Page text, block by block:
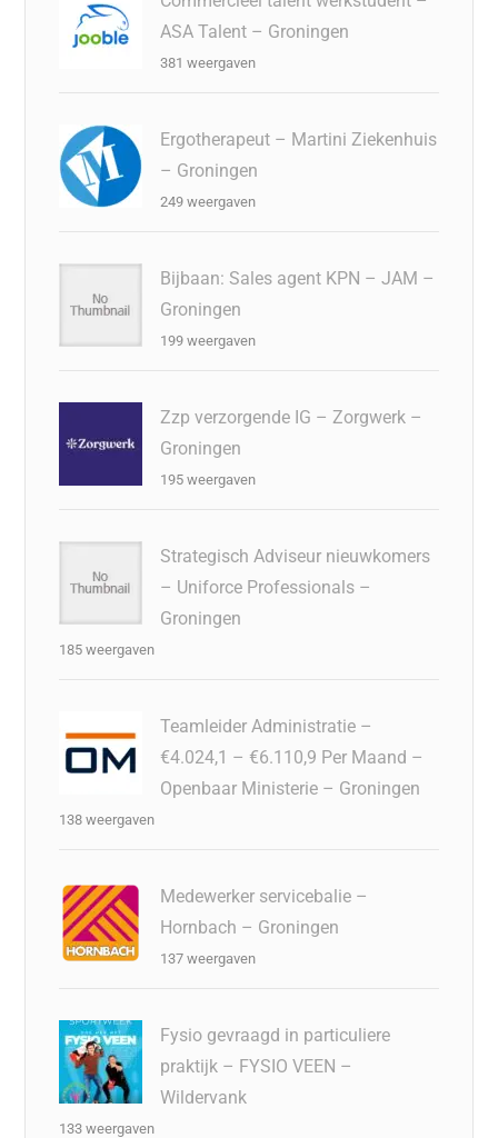
ASA Talent – Groningen
381 weergaven
Ergotherapeut – Martini Ziekenhuis
– Groningen
249 weergaven
Bijbaan: Sales agent KPN – JAM –
Groningen
199 weergaven
Zzp verzorgende IG – Zorgwerk –
Groningen
195 weergaven
Strategisch Adviseur nieuwkomers
– Uniforce Professionals –
Groningen
185 weergaven
Teamleider Administratie –
€4.024,1 – €6.110,9 Per Maand –
Openbaar Ministerie – Groningen
138 weergaven
Medewerker servicebalie –
Hornbach – Groningen
137 weergaven
Fysio gevraagd in particuliere
praktijk – FYSIO VEEN –
Wildervank
133 weergaven